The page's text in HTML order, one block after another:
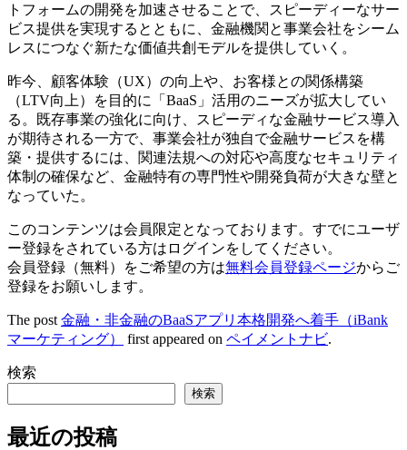
トフォームの開発を加速させることで、スピーディーなサー
ビス提供を実現するとともに、金融機関と事業会社をシーム
レスにつなぐ新たな価値共創モデルを提供していく。
昨今、顧客体験（UX）の向上や、お客様との関係構築
（LTV向上）を目的に「BaaS」活用のニーズが拡大してい
る。既存事業の強化に向け、スピーディな金融サービス導入
が期待される一方で、事業会社が独自で金融サービスを構
築・提供するには、関連法規への対応や高度なセキュリティ
体制の確保など、金融特有の専門性や開発負荷が大きな壁と
なっていた。
このコンテンツは会員限定となっております。すでにユーザ
ー登録をされている方はログインをしてください。
会員登録（無料）をご希望の方は無料会員登録ページからご
登録をお願いします。
The post 金融・非金融のBaaSアプリ本格開発へ着手（iBank
マーケティング）
first appeared on ペイメントナビ.
検索
検索
最近の投稿